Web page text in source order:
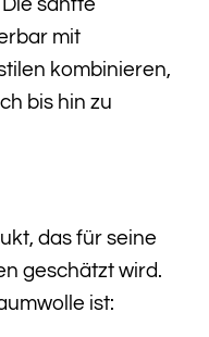
sanfte
mit
kombinieren,
bis hin zu
das für seine
geschätzt wird.
ist: